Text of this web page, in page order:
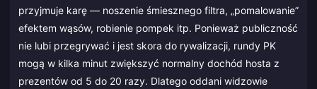
przyjmuje karę — noszenie śmiesznego filtra, „pomalowanie”
efektem wąsów, robienie pompek itp. Ponieważ publiczność
nie lubi przegrywać i jest skora do rywalizacji, rundy PK
mogą w kilka minut zwiększyć normalny dochód hosta z
prezentów od 5 do 20 razy. Dlatego oddani widzowie